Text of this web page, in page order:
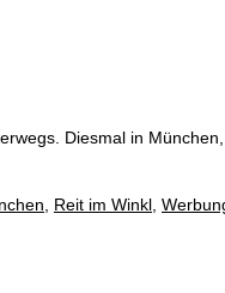
Diesmal in
Reit im Winkl